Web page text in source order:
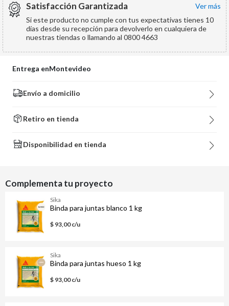
Satisfacción Garantizada
ver más
Si este producto no cumple con tus expectativas tienes 10
días desde su recepción para devolverlo en cualquiera de
nuestras tiendas o llamando al 0800 4663
Entrega enMontevideo
Envío a domicilio
Retiro en tienda
Disponibilidad en tienda
Complementa tu proyecto
Sika
Binda para juntas blanco 1 kg
$ 93,00 c/u
Sika
Binda para juntas hueso 1 kg
$ 93,00 c/u